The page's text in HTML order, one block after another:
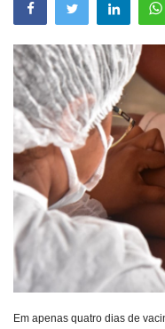
Notícias
Vídeos
Webmail
Contato
Em apenas quatro dias de